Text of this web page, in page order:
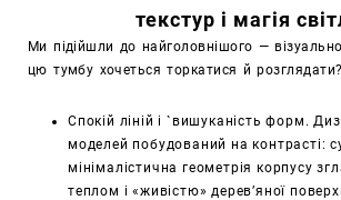
текстур і магія
Ми підійшли до найголовнішого —
цю тумбу хочеться торкатися й розглядати?
Спокій ліній і `вишуканість форм.
моделей побудований на контрасті:
мінімалістична геометрія корпусу
теплом і «живістю» дерев’яної